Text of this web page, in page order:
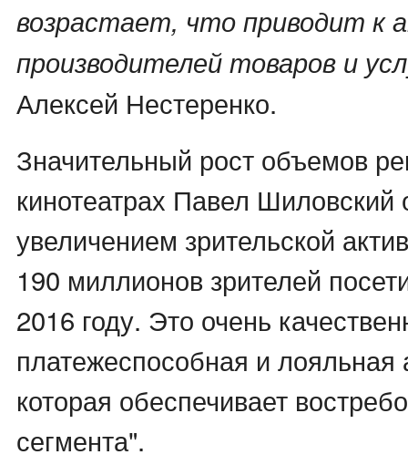
возрастает, что приводит к
производителей товаров и
Алексей Нестеренко.
Значительный рост объемов
кинотеатрах Павел Шиловский
увеличением зрительской
190 миллионов зрителей
2016 году. Это очень
платежеспособная и лояльная
которая обеспечивает
сегмента".